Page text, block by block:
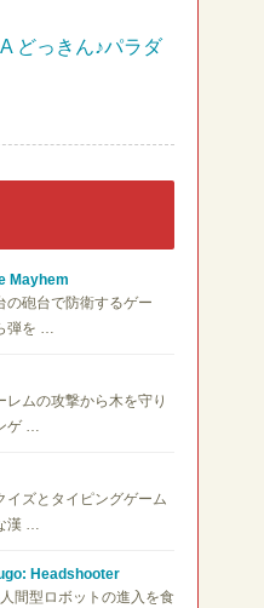
どっきん♪パラダ
Mayhem
の砲台で防衛するゲー
弾を …
レムの攻撃から木を守り
ゲ …
イズとタイピングゲーム
漢 …
Headshooter
間型ロボットの進入を食